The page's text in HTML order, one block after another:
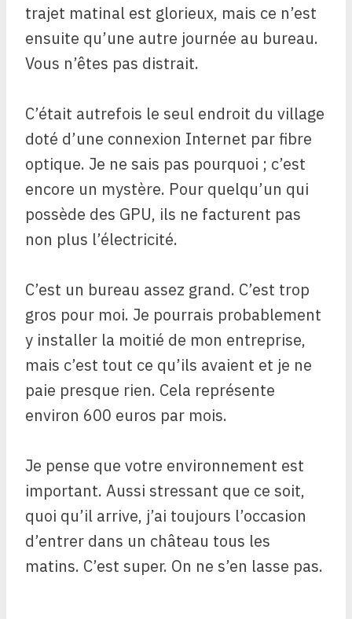
trajet matinal est glorieux, mais ce n’est
ensuite qu’une autre journée au bureau.
Vous n’êtes pas distrait.
C’était autrefois le seul endroit du village
doté d’une connexion Internet par fibre
optique. Je ne sais pas pourquoi ; c’est
encore un mystère. Pour quelqu’un qui
possède des GPU, ils ne facturent pas
non plus l’électricité.
C’est un bureau assez grand. C’est trop
gros pour moi. Je pourrais probablement
y installer la moitié de mon entreprise,
mais c’est tout ce qu’ils avaient et je ne
paie presque rien. Cela représente
environ 600 euros par mois.
Je pense que votre environnement est
important. Aussi stressant que ce soit,
quoi qu’il arrive, j’ai toujours l’occasion
d’entrer dans un château tous les
matins. C’est super. On ne s’en lasse pas.